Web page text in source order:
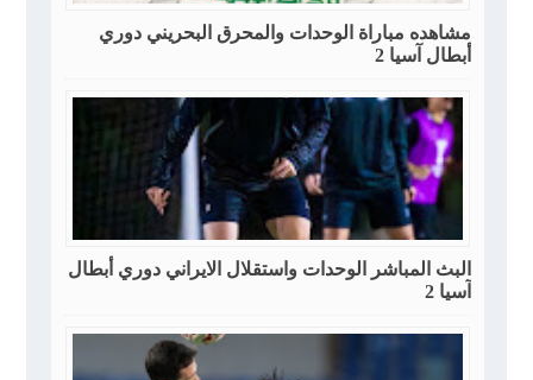
مشاهده مباراة الوحدات والمحرق البحريني دوري
أبطال آسيا 2
البث المباشر الوحدات واستقلال الايراني دوري أبطال
آسيا 2